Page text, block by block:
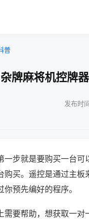
普
牌麻将机控牌
发布时
一步就是要购买一台
购买。遥控是通过主
预先编好的程序。
需要帮助，想获取一对